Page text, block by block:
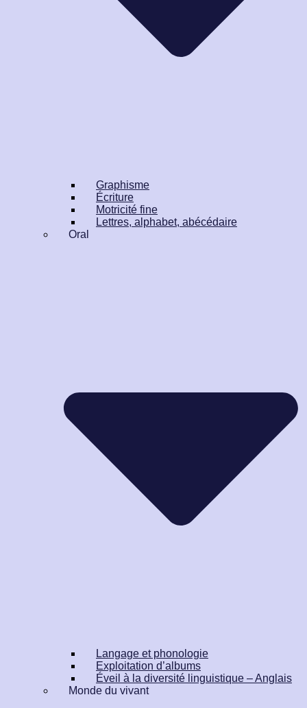
Graphisme
Écriture
Motricité fine
Lettres, alphabet, abécédaire
Oral
Langage et phonologie
Exploitation d’albums
Éveil à la diversité linguistique – Anglais
Monde du vivant